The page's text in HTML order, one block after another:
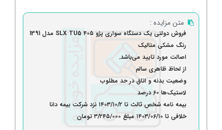
متن مزایده :
فروش دولتی یک دستگاه سواری پژو ۴۰۵ SLX TU5 مدل 1391
رنگ مشکی متالیک
اصالت مورد تایید می‌باشد.
از لحاظ ظاهری سالم
وضعیت بدنه و اتاق در حد مطلوب
لاستیک‌ها ۶۰ درصد
بیمه نامه شخص ثالث تا ۱۴۰۳/۱۰/۲ نزد شرکت بیمه دانا
خلافی تا ۱۴۰۳/۰۶/۱۰ مبلغ ۳/۲۴۵/۰۰۰ تومان